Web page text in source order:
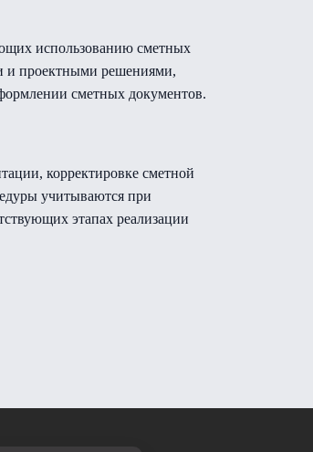
использованию сметных
и проектными решениями,
сметных документов.
корректировке сметной
учитываются при
этапах реализации